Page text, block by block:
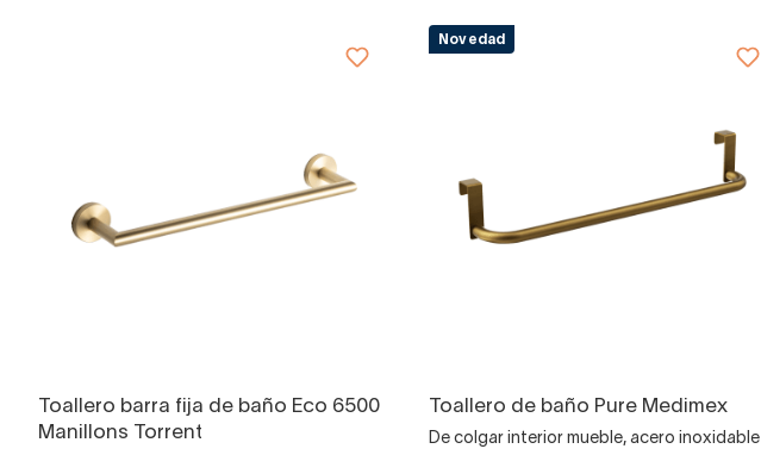
Toallero barra fija de baño Eco 6500
Manillons Torrent
Novedad
Toallero de baño Pure Medimex
De colgar interior mueble, acero inoxidable